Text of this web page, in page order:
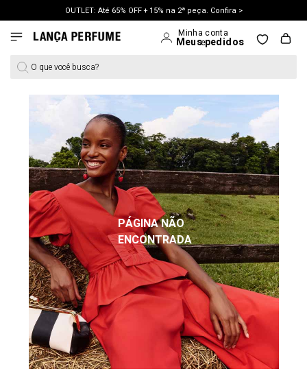
OUTLET: Até 65% OFF + 15% na 2ª peça. Confira >
LANÇAMENTO PRIMAVERA 27. Clique e aproveite.
O que você busca?
PÁGINA NÃO
ENCONTRADA